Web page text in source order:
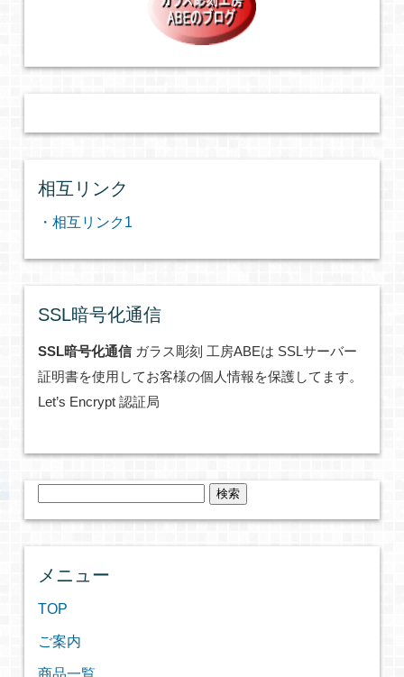
相互リンク
・相互リンク1
SSL暗号化通信
SSL暗号化通信ガラス彫刻 工房ABEは SSLサーバー
証明書を使用してお客様の個人情報を保護してます。
Let’s Encrypt 認証局
索:
メニュー
TOP
ご案内
商品一覧